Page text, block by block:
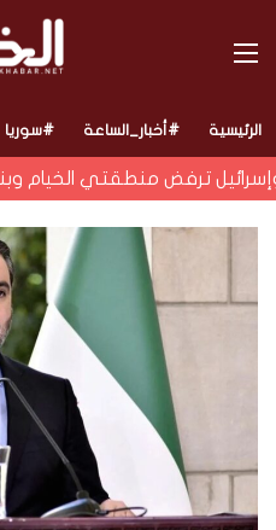
القائمة
الرئيسية #أخبار_الساعة #سوريا
ترفض منطقتي الخيام وبنت